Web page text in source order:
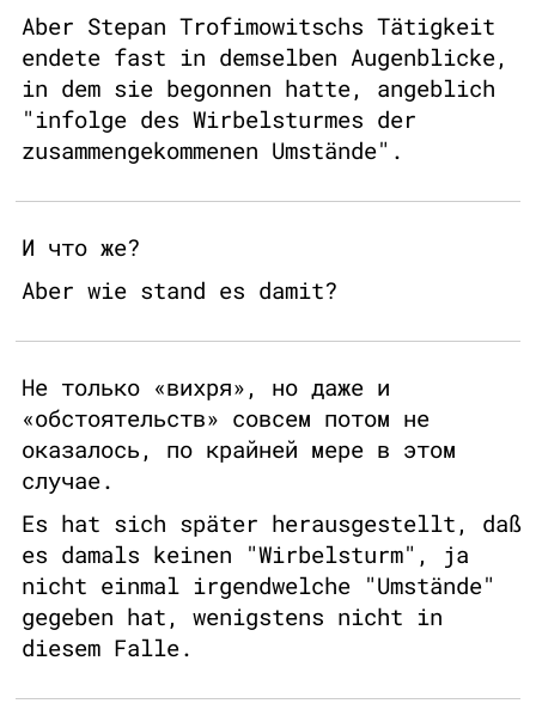
Aber Stepan Trofimowitschs Tätigkeit
endete fast in demselben Augenblicke,
in dem sie begonnen hatte, angeblich
"infolge des Wirbelsturmes der
zusammengekommenen Umstände".
И что же?
Aber wie stand es damit?
Не только «вихря», но даже и
«обстоятельств» совсем потом не
оказалось, по крайней мере в этом
случае.
Es hat sich später herausgestellt, daß
es damals keinen "Wirbelsturm", ja
nicht einmal irgendwelche "Umstände"
gegeben hat, wenigstens nicht in
diesem Falle.